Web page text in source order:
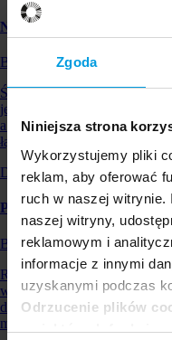
Zgoda
Niniejsza strona
Wykorzystujemy pliki
reklam, aby oferować
ruch w naszej
naszej witryny,
reklamowym i
informacje z innymi
uzyskanymi podczas
Odrzucenie plików
z niektórych
Narracje wizualne – Daniel
Blog Strefy Designu
Świat można objaśniać
jednak od komiksu jako
a skupimy się na języku –
łączenie najróżniejszych
Daniel Chmielewski
Projektowanie graficzne
Blog Strefy Designu
Rozwój technologii
wytwarzanie i
dotąd. Kultura wizualna jest
materiałach edukacyjnych.